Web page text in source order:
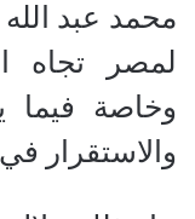
محمد عبد الله
لمصر تجاه
وخاصة فيما
والاستقرار